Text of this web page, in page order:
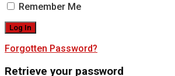
Remember Me
Forgotten Password?
Retrieve your password